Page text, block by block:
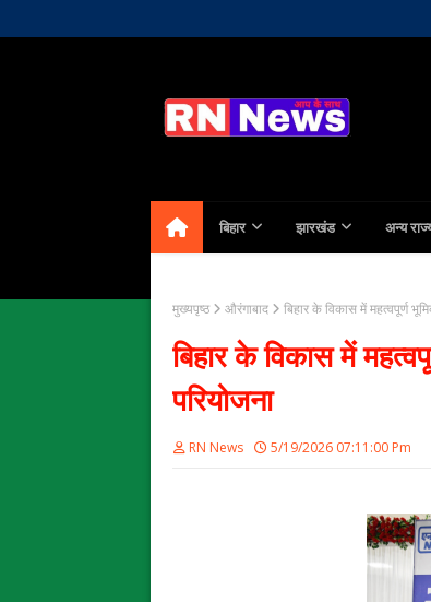
बिहार झारखंड अन्य
मुख्यपृष्ठ औरंगाबाद बिहार के विकास में महत्वपूर्ण
बिहार के विकास में
परियोजना
RN News 5/19/2026 07:11:00 Pm